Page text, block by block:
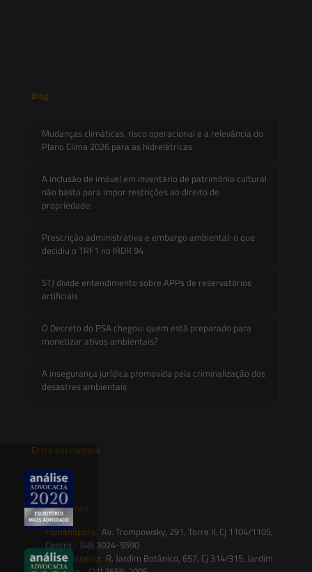
Blog
Mudanças climáticas, risco operacional e a relevância do
Plano Clima 2026 para as hidrelétricas
A inclusão de imóvel em inventário de patrimônio cultural
não basta para impor restrições ao direito de
propriedade:
Prescrição administrativa e embargo ambiental: o que
decidiu o TRF1 no IRDR 94
STJ divide entendimento sobre APPs de reservatórios
artificiais
O Decreto do PSA chegou: quem está preparado para
monetizar ativos ambientais?
A insegurança jurídica promovida pela criminalização dos
desastres ambientais
Entre em contato
contato@saesadvogados.com.br
Onde estamos
Florianópolis: Av. Trompowsky, 291, Torre II, Cj 1104/1105,
Centro - (48) 3024-5590
Rio de Janeiro: R. Jardim Botânico, 657, Cj 314/315, Jardim